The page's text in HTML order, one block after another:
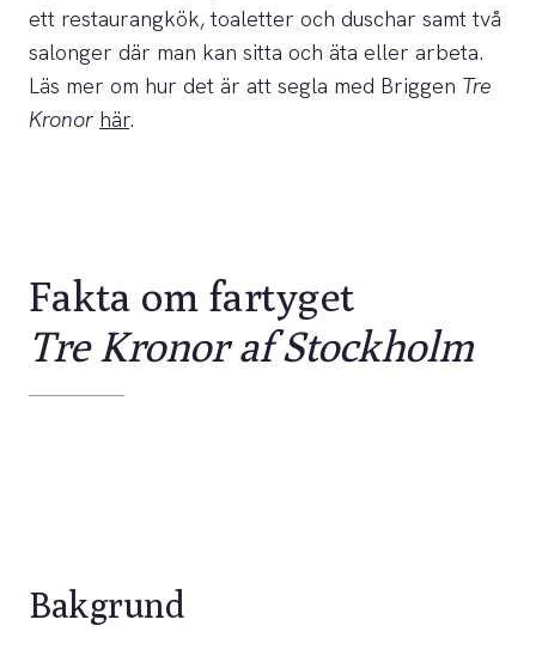
ett restaurangkök, toaletter och duschar samt två
salonger där man kan sitta och äta eller arbeta.
Läs mer om hur det är att segla med Briggen Tre
Kronor här.
Fakta om fartyget
Tre Kronor af Stockholm
Bakgrund